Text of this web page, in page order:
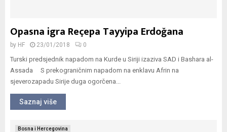
Opasna igra Reçepa Tayyipa Erdoğana
by HF 23/01/2018 0
Turski predsjednik napadom na Kurde u Siriji izaziva SAD i Bashara al-
Assada S prekograničnim napadom na enklavu Afrin na
sjeverozapadu Sirije duga ogorčena...
Saznaj više
Bosna i Hercegovina